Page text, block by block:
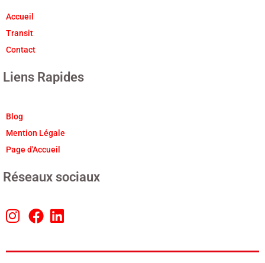
Accueil
Transit
Contact
Liens Rapides
Blog
Mention Légale
Page d'Accueil
Réseaux sociaux